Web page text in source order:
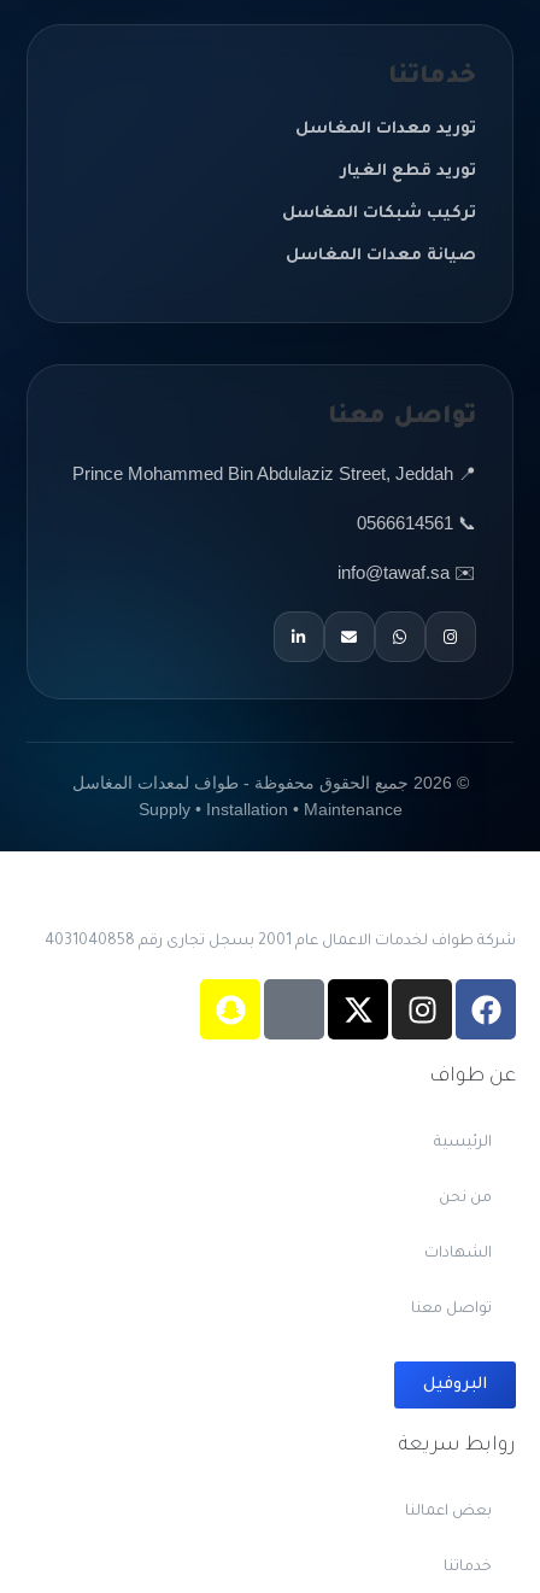
خدماتنا
توريد معدات المغاسل
توريد قطع الغيار
تركيب شبكات المغاسل
صيانة معدات المغاسل
تواصل معنا
📍 Prince Mohammed Bin Abdulaziz Street, Jeddah
📞 0566614561
✉️ info@tawaf.sa
© 2026 جميع الحقوق محفوظة - طواف لمعدات المغاسل
Supply • Installation • Maintenance
شركة طواف لخدمات الاعمال عام 2001 بسجل تجارى رقم 4031040858
عن طواف
الرئيسية
من نحن
الشهادات
تواصل معنا
البروفيل
روابط سريعة
بعض اعمالنا
خدماتنا